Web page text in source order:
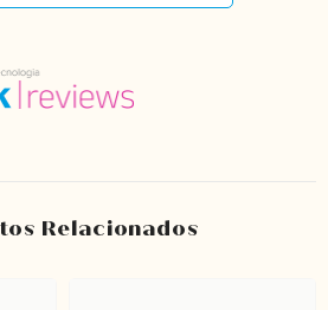
Relacionados